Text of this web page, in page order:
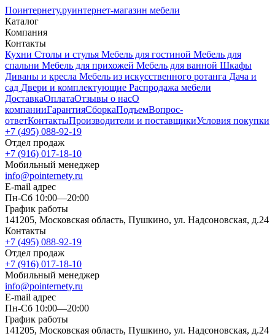
Поинтернету.руинтернет-магазин мебели
Каталог
Компания
Контакты
Кухни Столы и стулья Мебель для гостиной Мебель для
спальни Мебель для прихожей Мебель для ванной Шкафы
Диваны и кресла Мебель из искусственного ротанга Дача и
сад Двери и комплектующие Распродажа мебели
ДоставкаОплатаОтзывы о насО
компанииГарантияСборкаПодъемВопрос-
ответКонтактыПроизводители и поставщикиУсловия покупки
+7 (495) 088-92-19
Отдел продаж
+7 (916) 017-18-10
Мобильный менеджер
info@pointernety.ru
E-mail адрес
Пн-Сб 10:00—20:00
График работы
141205, Московская область, Пушкино, ул. Надсоновская, д.24
Контакты
+7 (495) 088-92-19
Отдел продаж
+7 (916) 017-18-10
Мобильный менеджер
info@pointernety.ru
E-mail адрес
Пн-Сб 10:00—20:00
График работы
141205, Московская область, Пушкино, ул. Надсоновская, д.24